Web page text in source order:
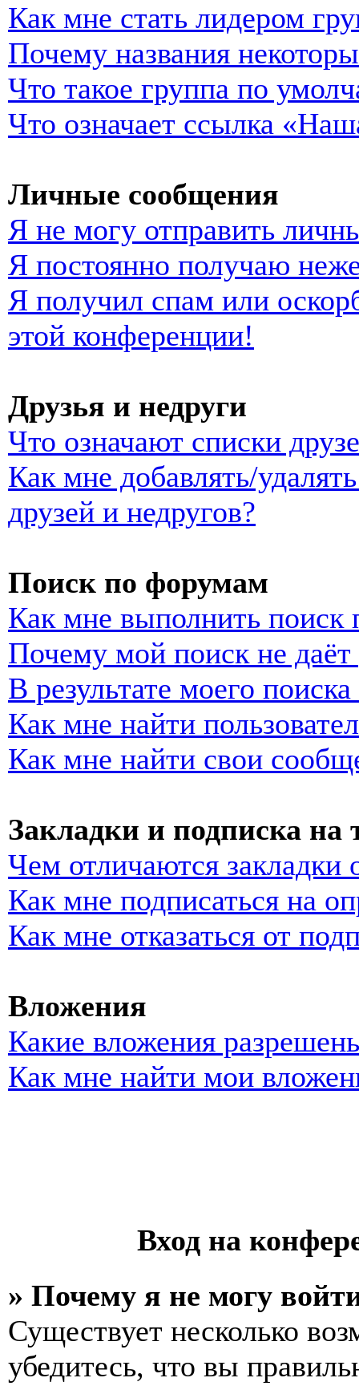
Как мне стать лидером
Почему названия
Что такое группа по
Что означает ссылка
Личные сообщения
Я не могу отправить
Я постоянно получаю
Я получил спам или
этой конференции!
Друзья и недруги
Что означают списки
Как мне добавлять/
друзей и недругов?
Поиск по форумам
Как мне выполнить
Почему мой поиск не даёт
В результате моего
Как мне найти
Как мне найти свои
Закладки и подписка на
Чем отличаются закладки
Как мне подписаться на
Как мне отказаться от
Вложения
Какие вложения
Как мне найти мои
Вход на
» Почему я не могу
Существует несколько
убедитесь, что вы